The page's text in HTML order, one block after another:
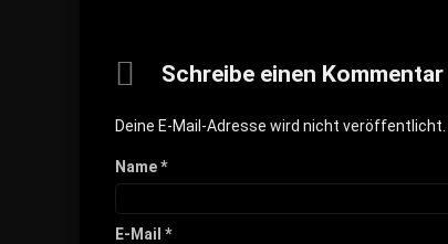
Schreibe einen Kommentar
Deine E-Mail-Adresse wird nicht veröffentlicht.
Name*
E-Mail *